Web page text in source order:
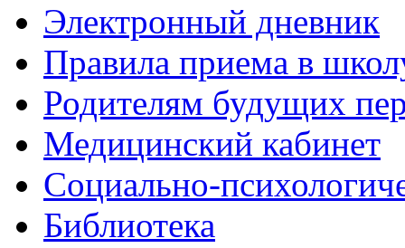
Электронный дневник
Правила приема в
Родителям будущих
Медицинский кабинет
Социально-
Библиотека